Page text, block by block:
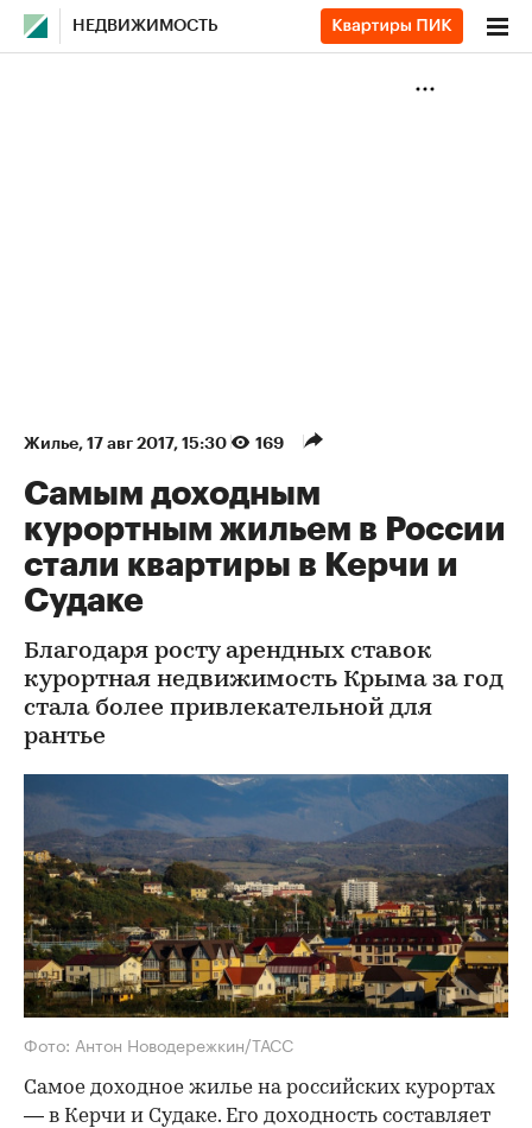
НЕДВИЖИМОСТЬ
Жилье⁠, 17 авг 2017, 15:30 169
Самым доходным
курортным жильем в России
стали квартиры в Керчи и
Судаке
Благодаря росту арендных ставок
курортная недвижимость Крыма за год
стала более привлекательной для
рантье
Фото: Антон Новодережкин/ТАСС
Самое доходное жилье на российских курортах
— в Керчи и Судаке. Его доходность составляет